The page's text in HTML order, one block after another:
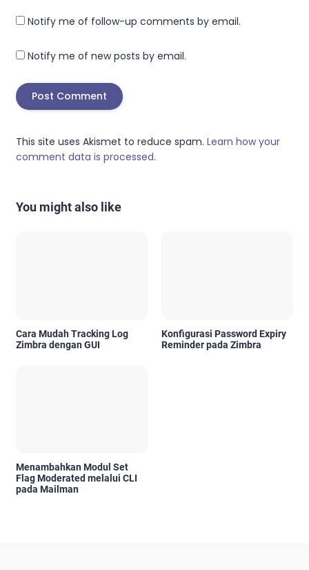
Notify me of follow-up comments by email.
Notify me of new posts by email.
This site uses Akismet to reduce spam. Learn how your
comment data is processed.
You might also like
Cara Mudah Tracking Log
Zimbra dengan GUI
Konfigurasi Password Expiry
Reminder pada Zimbra
Menambahkan Modul Set
Flag Moderated melalui CLI
pada Mailman